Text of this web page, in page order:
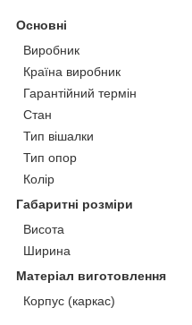
Основні
Виробник
Країна виробник
Гарантійний термін
Стан
Тип вішалки
Тип опор
Колір
Габаритні розміри
Висота
Ширина
Матеріал виготовлення
Корпус (каркас)